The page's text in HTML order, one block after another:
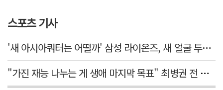
스포츠 기사
'새 아시아쿼터는 어떨까' 삼성 라이온즈, 새 얼굴 투수 미야모리 영입
"가진 재능 나누는 게 생애 마지막 목표" 최병권 전 대구체고 복싱 감독